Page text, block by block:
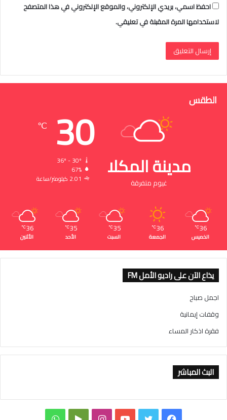
احفظ اسمي، بريدي الإلكتروني، والموقع الإلكتروني في هذا المتصفح
لاستخدامها المرة المقبلة في تعليقي.
الطقس
مدينة المكلا
غيوم متفرقة
30
℃
67%
2.01 كيلومتر/ساعة
36
℃
الخميس
36
℃
الجمعة
35
℃
السبت
35
℃
الأحد
36
℃
الأثنين
يذاع الآن على راديو الأمل FM
اجمل صباح
وقفات إيمانية
فقرة اذكار المساء
البث المباشر